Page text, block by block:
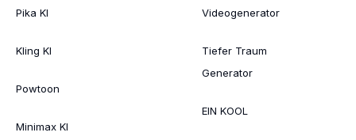
Pika KI
Kling KI
Powtoon
Minimax KI
Videogenerator
Tiefer Traum
Generator
EIN KOOL